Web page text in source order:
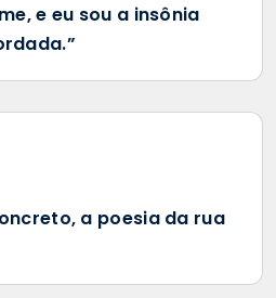
e eu sou a insônia
a poesia da rua